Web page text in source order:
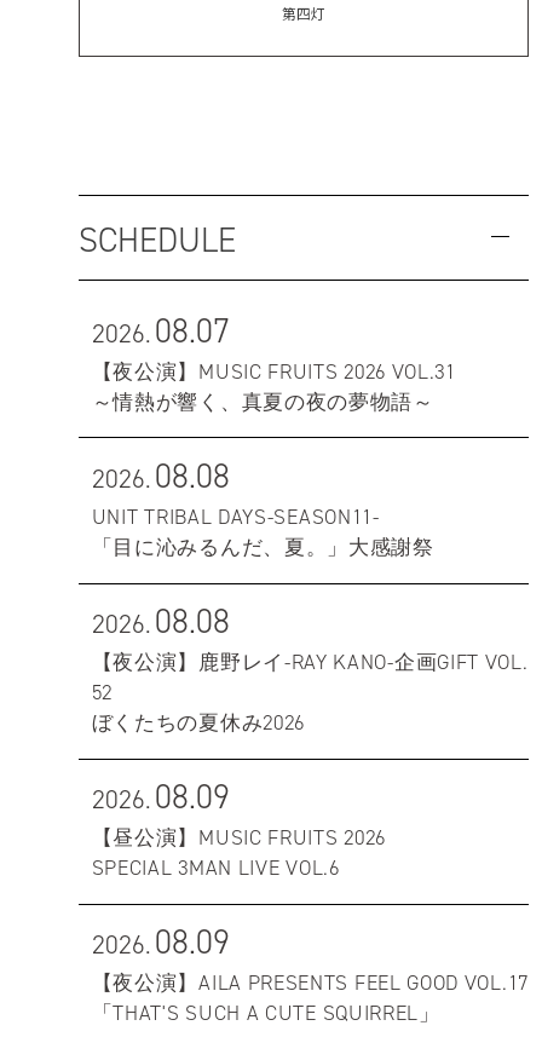
第四灯
SCHEDULE
2026.08.07
【夜公演】MUSIC FRUITS 2026 VOL.31
～情熱が響く、真夏の夜の夢物語～
2026.08.08
UNIT TRIBAL DAYS-SEASON11-
「目に沁みるんだ、夏。」大感謝祭
2026.08.08
【夜公演】鹿野レイ-RAY KANO-企画GIFT VOL.
52
ぼくたちの夏休み2026
2026.08.09
【昼公演】MUSIC FRUITS 2026
SPECIAL 3MAN LIVE VOL.6
2026.08.09
【夜公演】AILA PRESENTS FEEL GOOD VOL.17
「THAT'S SUCH A CUTE SQUIRREL」